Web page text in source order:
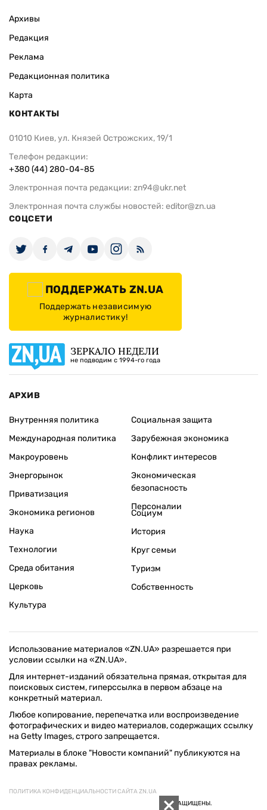
Архивы
Редакция
Реклама
Редакционная политика
Карта
КОНТАКТЫ
01010 Киев, ул. Князей Острожских, 19/1
Телефон редакции:
+380 (44) 280-04-85
Электронная почта редакции: zn94@ukr.net
Электронная почта службы новостей: editor@zn.ua
СОЦСЕТИ
ПОДДЕРЖАТЬ ZN.UA
Поддержать независимую
журналистику!
ЗЕРКАЛО НЕДЕЛИ
не подводим с 1994-го года
АРХИВ
Внутренняя политика
Международная политика
Макроуровень
Энергорынок
Приватизация
Экономика регионов
Социальная защита
Зарубежная экономика
Конфликт интересов
Экономическая
безопасность
Персоналии
Наука
Технологии
Среда обитания
Церковь
Культура
Социум
История
Круг семьи
Туризм
Собственность
Использование материалов «ZN.UA» разрешается при
условии ссылки на «ZN.UA».
Для интернет-изданий обязательна прямая, открытая для
поисковых систем, гиперссылка в первом абзаце на
конкретный материал.
Любое копирование, перепечатка или воспроизведение
фотографических и видео материалов, содержащих ссылку
на Getty Images, строго запрещается.
Материалы в блоке "Новости компаний" публикуются на
правах рекламы.
ПОЛИТИКА КОНФИДЕНЦИАЛЬНОСТИ САЙТА ZN.UA
© 1994–2026 «ЗЕРКАЛО НЕДЕЛИ. УКРАИНА». ВСЕ ПРАВА ЗАЩИЩЕНЫ.